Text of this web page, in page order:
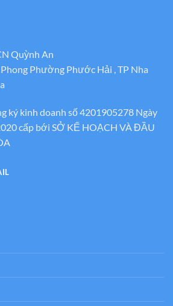
Quỳnh An
Phường Phước Hải , TP Nha
ký kinh doanh số 4201905278 Ngày
cấp bới SỞ KẾ HOẠCH VÀ ĐẦU